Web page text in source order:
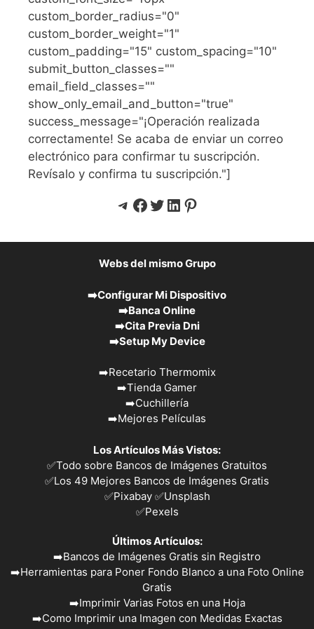
custom_border_radius="0"
custom_border_weight="1"
custom_padding="15" custom_spacing="10"
submit_button_classes=""
email_field_classes=""
show_only_email_and_button="true"
success_message="¡Operación realizada
correctamente! Se acaba de enviar un correo
electrónico para confirmar tu suscripción.
Revísalo y confirma tu suscripción."]
Telegram
Facebook
Twitter
LinkedIn
Pinterest
Webs del mismo Grupo
➡️Configurar Mi Dispositivo
➡️Banca Online
➡️Cita Previa Dni
➡️Setup My Device
➡️Recetario Thermomix
➡️Tienda Gamer
➡️Cuchillería
➡️Mejores Películas
Los Artículos Más Vistos:
✅Todo sobre Bancos de Imágenes Gratuitos
✅Los 49 Mejores Bancos de Imágenes Gratis
✅Pixabay ✅Unsplash
✅Pexels
Últimos Artículos:
➡️Bancos de Imágenes Gratis sin Registro
➡️Herramientas para Poner Fondo Blanco a una Foto Online
Gratis
➡️Imprimir Varias Fotos en una Hoja
➡️Como Imprimir una Imagen con Medidas Exactas